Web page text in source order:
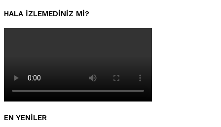
HALA IZLEMEDINIZ MI?
EN YENILER